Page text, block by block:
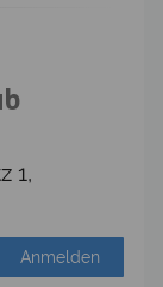
1,
Anmelden